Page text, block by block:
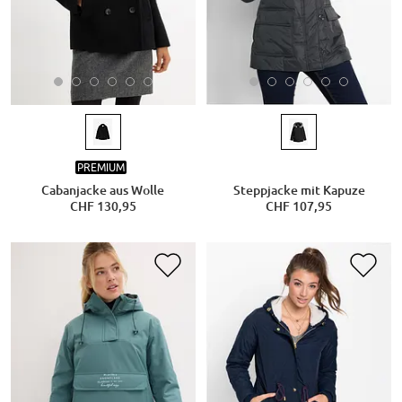
PREMIUM
Cabanjacke aus Wolle
CHF 130,95
Steppjacke mit Kapuze
CHF 107,95